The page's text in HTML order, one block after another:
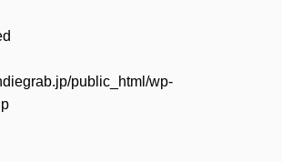
public_html/wp-